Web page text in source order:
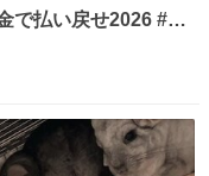
で払い戻せ2026 #日